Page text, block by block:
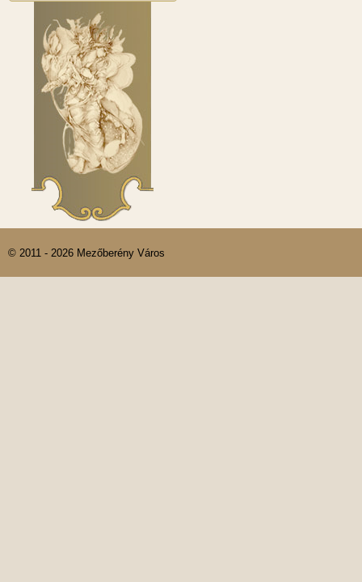
© 2011 - 2026 Mezőberény Város